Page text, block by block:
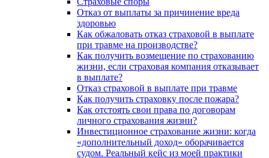
Отказ от выплаты за причинение вреда
здоровью
Как обжаловать отказ страховой в выплате
при травме на производстве?
Как получить возмещение по страхованию
жизни, если страховая компания отказывает
в выплате?
Отказ страховой в выплате при травме
Как получить страховку после пожара?
Как отстоять свои права по договорам
личного страхования жизни?
Инвестиционное страхование жизни: когда
«дополнительный доход» оборачивается
судом. Реальный кейс из моей практики